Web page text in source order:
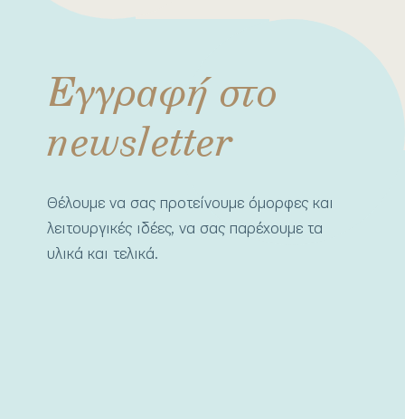
Εγγραφή στο
newsletter
Θέλουμε να σας προτείνουμε όμορφες και
λειτουργικές ιδέες, να σας παρέχουμε τα
υλικά και τελικά.